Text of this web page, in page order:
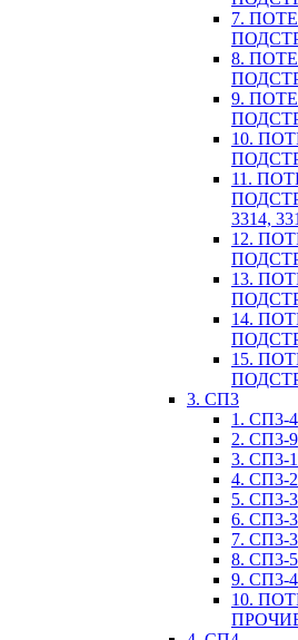
7.
8.
9.
10.
11.
3314,
12.
13.
14.
15.
3. СП3
1. СП3-4
2. СП3-9
3. СП3-
4. СП3-
5. СП3-
6. СП3-
7. СП3-
8. СП3-
9. СП3-
10.